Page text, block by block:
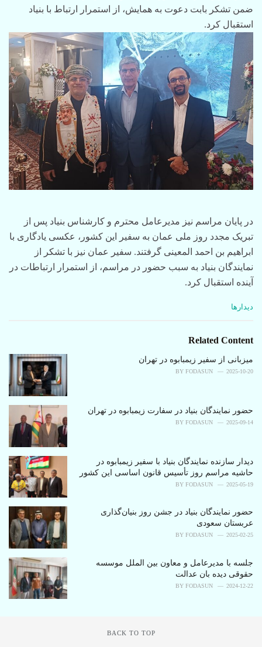
ضمن تشکر بابت دعوت به همایش، از استمرار ارتباط با بنیاد
استقبال کرد.
در پایان مراسم نیز مدیرعامل محترم و کارشناس بنیاد پس از
تبریک مجدد روز ملی عمان به سفیر این کشور، عکسی یادگاری با
ابراهیم بن احمد المعینی گرفتند. سفیر عمان نیز با تشکر از
نمایندگان بنیاد به سبب حضور در مراسم، از استمرار ارتباطات در
آینده استقبال کرد.
C
e
o
r
:
دیدارها
Related Content
میزبانی از سفیر زیمبابوه در تهران
BY FODASUN 2025-10-20
حضور نمایندگان بنیاد در سفارت زیمبابوه در تهران
BY FODASUN 2025-09-14
دیدار سازنده نمایندگان بنیاد با سفیر زیمبابوه در
حاشیه مراسم روز تأسیس قانون اساسی این کشور
BY FODASUN 2025-05-19
حضور نمایندگان بنیاد در جشن روز بنیان‌گذاری
عربستان سعودی
BY FODASUN 2025-02-25
جلسه با مدیرعامل و معاون بین الملل موسسه
حقوقی دیده بان عدالت
BY FODASUN 2024-12-22
BACK TO TOP